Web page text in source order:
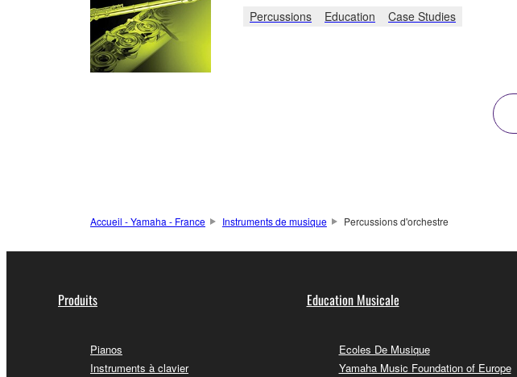
Percussions Education Case Studies
Accueil - Yamaha - France Instruments de musique Percussions d'orchestre
Produits
Pianos
Instruments à clavier
Education Musicale
Ecoles De Musique
Yamaha Music Foundation of Europe